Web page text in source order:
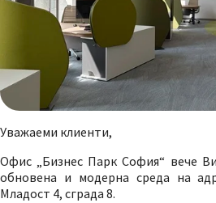
Уважаеми клиенти,
Офис „Бизнес Парк София“ вече
обновена и модерна среда на
Младост 4, сграда 8.